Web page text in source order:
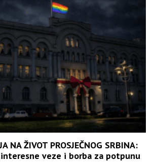
NA ŽIVOT PROSJEČNOG SRBINA:
veze i borba za potpunu